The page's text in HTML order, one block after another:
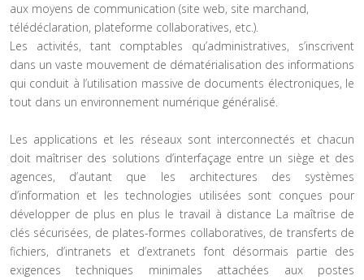
aux moyens de communication (site web, site marchand,
télédéclaration, plateforme collaboratives, etc.).
Les activités, tant comptables qu’administratives, s’inscrivent
dans un vaste mouvement de dématérialisation des informations
qui conduit à l’utilisation massive de documents électroniques, le
tout dans un environnement numérique généralisé.
Les applications et les réseaux sont interconnectés et chacun
doit maîtriser des solutions d’interfaçage entre un siège et des
agences, d’autant que les architectures des systèmes
d’information et les technologies utilisées sont conçues pour
développer de plus en plus le travail à distance La maîtrise de
clés sécurisées, de plates-formes collaboratives, de transferts de
fichiers, d’intranets et d’extranets font désormais partie des
exigences techniques minimales attachées aux postes